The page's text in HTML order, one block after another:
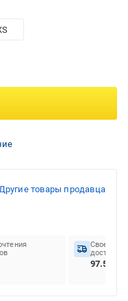
Другие товары продавца
доставок
97.5%